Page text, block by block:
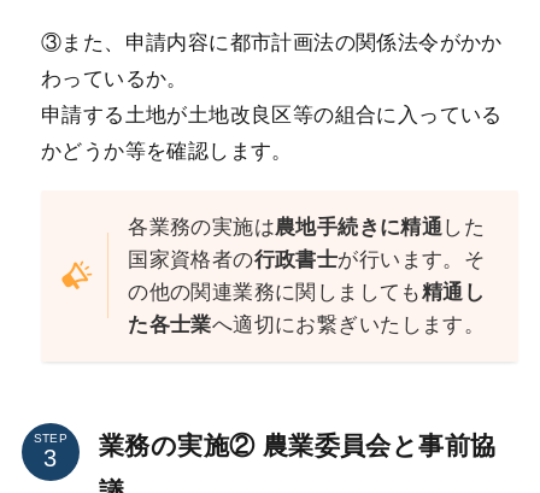
③また、申請内容に都市計画法の関係法令がかか
わっているか。
申請する土地が土地改良区等の組合に入っている
かどうか等を確認します。
各業務の実施は農地手続きに精通した
国家資格者の行政書士が行います。そ
の他の関連業務に関しましても精通し
た各士業へ適切にお繋ぎいたします。
STEP
業務の実施② 農業委員会と事前協